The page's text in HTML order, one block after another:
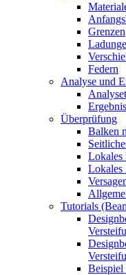
Grenzen
Federn
Analyse und
Überprüfung
Balken
Lokales
Lokales
Tutorials
Beispiel